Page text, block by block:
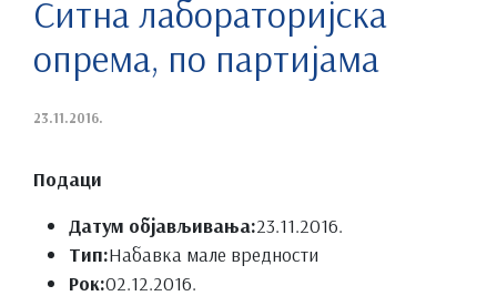
Ситна лабораторијска
опрема, по партијама
23.11.2016.
Подаци
Датум објављивања:23.11.2016.
Тип:Набавка мале вредности
Рок:02.12.2016.